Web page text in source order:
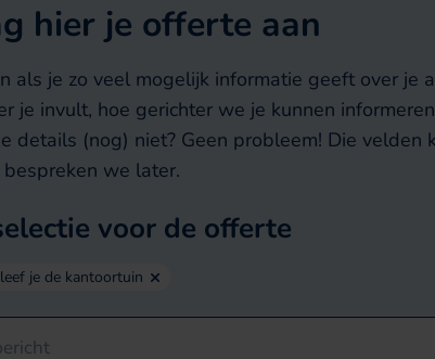
hier je offerte aan
als je zo veel mogelijk informatie geeft over je
je invult, hoe gerichter we je kunnen
details (nog) niet? Geen probleem! Die velden
we later.
voor de offerte
je de kantoortuin